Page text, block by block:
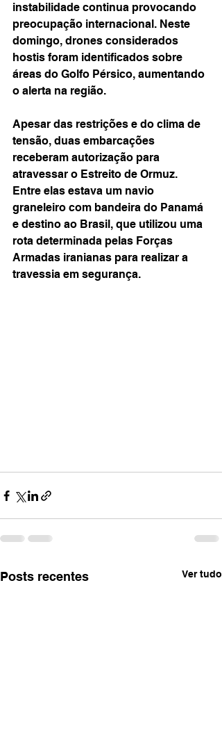
instabilidade continua provocando
preocupação internacional. Neste
domingo, drones considerados
hostis foram identificados sobre
áreas do Golfo Pérsico, aumentando
o alerta na região.
Apesar das restrições e do clima de
tensão, duas embarcações
receberam autorização para
atravessar o Estreito de Ormuz.
Entre elas estava um navio
graneleiro com bandeira do Panamá
e destino ao Brasil, que utilizou uma
rota determinada pelas Forças
Armadas iranianas para realizar a
travessia em segurança.
Posts recentes Ver tudo